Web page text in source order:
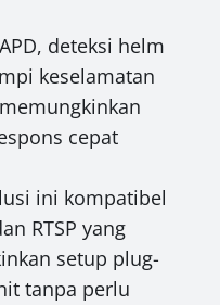
deteksi helm
keselamatan
cepat
ini kompatibel
RTSP yang
setup plug-
tanpa perlu